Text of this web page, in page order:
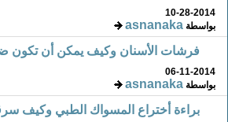
10-28-2014
بواسطةasnanaka
فرشات الأسنان وكيف يمكن أن تكون
06-11-2014
بواسطةasnanaka
براءة أختراع المسواك الطبي وكيف